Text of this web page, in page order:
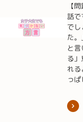
【
話
で
た。
と
る
れる
っ